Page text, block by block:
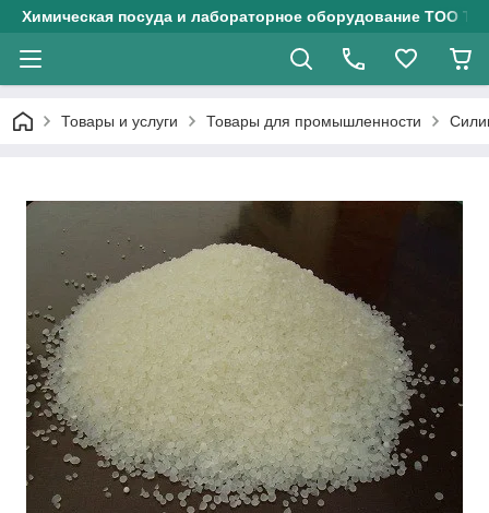
Химическая посуда и лабораторное оборудование ТОО
Товары и услуги Товары для промышленности